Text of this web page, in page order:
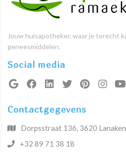
Jouw huisapotheker, waar je terecht
geneesmiddelen.
Social media
Contactgegevens
Dorpsstraat 136, 3620 Lanaken
+32 89 71 38 18